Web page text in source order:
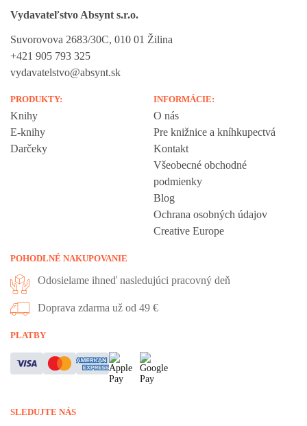
Vydavateľstvo Absynt s.r.o.
Suvorovova 2683/30C, 010 01 Žilina
+421 905 793 325
vydavatelstvo@absynt.sk
PRODUKTY:
Knihy
E-knihy
Darčeky
INFORMÁCIE:
O nás
Pre knižnice a kníhkupectvá
Kontakt
Všeobecné obchodné
podmienky
Blog
Ochrana osobných údajov
Creative Europe
POHODLNÉ NAKUPOVANIE
Odosielame ihneď nasledujúci pracovný deň
Doprava zdarma už od 49 €
PLATBY
SLEDUJTE NÁS
Vážime si vaše súkromie
Táto stránka používa cookies, aby vám ponúkla skvelý zážitok z
prehliadania. Všetky dôležité informácie nájdete na stránke Cookies.
všetkých cookies, ktoré sa nachádzajú na tomto webe, môžete to